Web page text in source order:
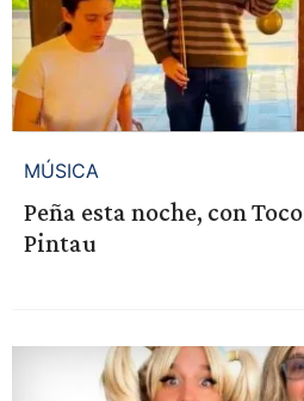
MÚSICA
Peña esta noche, con
Pintau